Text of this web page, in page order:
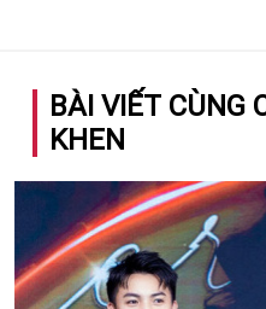
BÀI VIẾT CÙNG
KHEN